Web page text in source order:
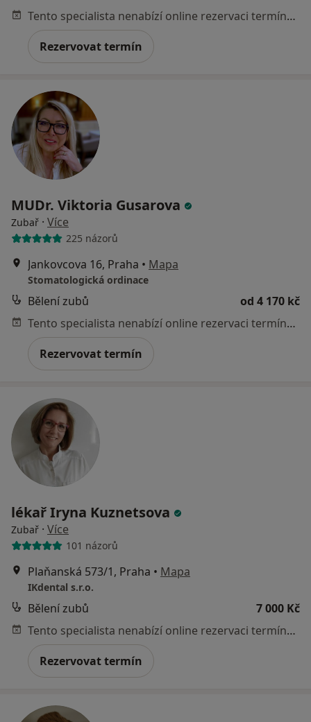
Tento specialista nenabízí online rezervaci termínu na této adrese.
Rezervovat termín
MUDr. Viktoria Gusarova
Zubař · Více
225 názorů
Jankovcova 16, Praha • Mapa
Stomatologická ordinace
Bělení zubů
od 4 170 kč
Tento specialista nenabízí online rezervaci termínu na této adrese.
Rezervovat termín
lékař Iryna Kuznetsova
Zubař · Více
101 názorů
Plaňanská 573/1, Praha • Mapa
IKdental s.r.o.
Bělení zubů
7 000 Kč
Tento specialista nenabízí online rezervaci termínu na této adrese.
Rezervovat termín